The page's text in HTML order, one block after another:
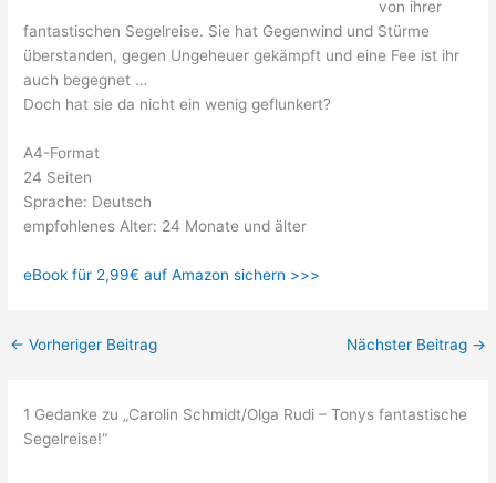
von ihrer
fantastischen Segelreise. Sie hat Gegenwind und Stürme
überstanden, gegen Ungeheuer gekämpft und eine Fee ist ihr
auch begegnet …
Doch hat sie da nicht ein wenig geflunkert?
A4-Format
24 Seiten
Sprache: Deutsch
empfohlenes Alter: 24 Monate und älter
eBook für 2,99€ auf Amazon sichern >>>
← Vorheriger Beitrag Nächster Beitrag →
1 Gedanke zu „Carolin Schmidt/Olga Rudi – Tonys fantastische
Segelreise!“